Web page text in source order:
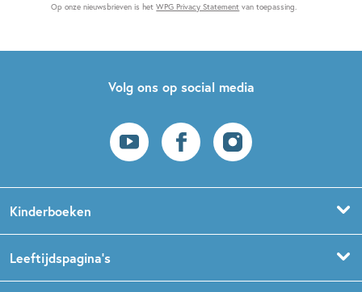
Op onze nieuwsbrieven is hetWPG Privacy Statement van toepassing.
Volg ons op social media
Kinderboeken
Prentenboeken
Leeftijdspagina’s